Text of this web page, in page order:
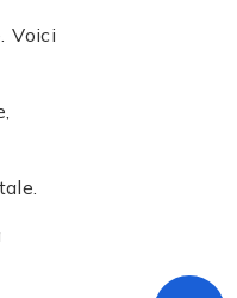
Voici